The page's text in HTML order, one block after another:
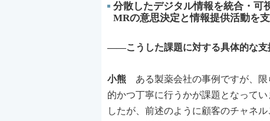
分散したデジタル情報を統合・可
MRの意思決定と情報提供活動を
――こうした課題に対する具体的な支
小熊 ある製薬会社の事例ですが、限
的かつ丁寧に行うかが課題となって
したが、前述のように顧客のチャネ